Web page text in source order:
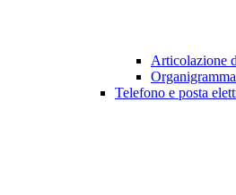
Articolazione
Organigramma
Telefono e posta